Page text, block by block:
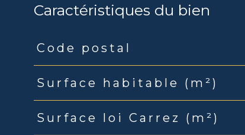
Caractéristiques du bien
Caractéristiques
Code postal
Surface habitable (m²)
Surface loi Carrez (m²)